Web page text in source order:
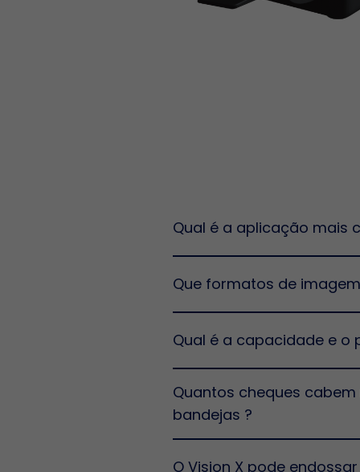
Qual é a aplicação mais
Que formatos de
Qual é a capacidade e o
Quantos cheques
bandejas ?
O Vision X pode